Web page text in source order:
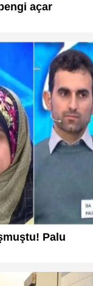
açar
Palu